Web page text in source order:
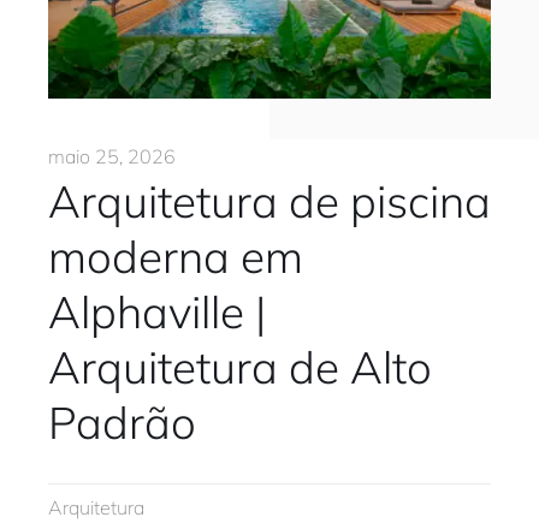
Trabalhe conosco
maio 25, 2026
Arquitetura de piscina
moderna em
Alphaville |
Arquitetura de Alto
Padrão
Arquitetura